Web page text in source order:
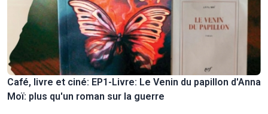
Café, livre et ciné: EP1-Livre: Le Venin du papillon d'Anna
Moï: plus qu'un roman sur la guerre